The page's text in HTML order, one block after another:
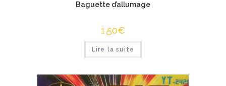
Baguette d’allumage
1,50€
Lire la suite